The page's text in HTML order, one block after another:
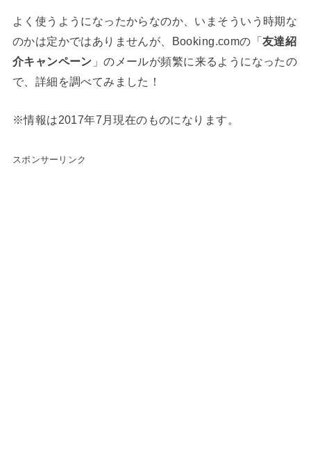
よく使うようになったからなのか、いまそういう時期な
のかは定かではありませんが、Booking.comの「友達紹
介キャンペーン 」のメールが頻繁に来るようになったの
で、詳細を調べてみました！
※情報は2017年7月現在のものになります。
スポンサーリンク